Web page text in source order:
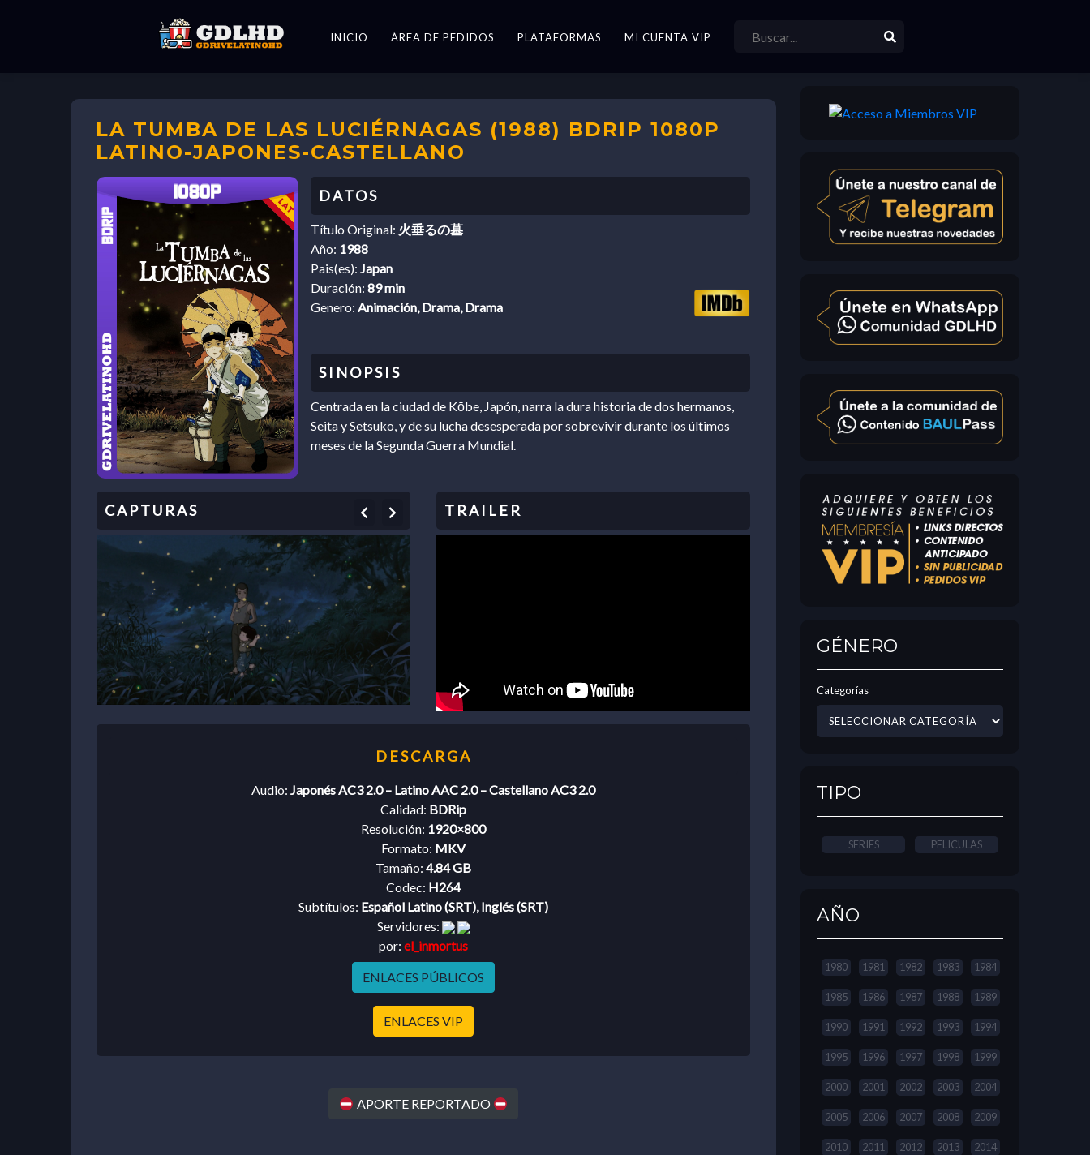
INICIO ÁREA DE PEDIDOS PLATAFORMAS MI CUENTA VIP
LA TUMBA DE LAS LUCIÉRNAGAS (1988) BDRIP 1080P
LATINO-JAPONES-CASTELLANO
Título Original: 火垂るの墓
Año: 1988
Pais(es): Japan
Duración: 89 min
Genero: Animación, Drama, Drama
Centrada en la ciudad de Kōbe, Japón, narra la dura historia de dos hermanos,
Seita y Setsuko, y de su lucha desesperada por sobrevivir durante los últimos
meses de la Segunda Guerra Mundial.
Previous
Audio: Japonés AC3 2.0 – Latino AAC 2.0 – Castellano AC3 2.0
Calidad: BDRip
Resolución: 1920×800
Formato: MKV
Tamaño: 4.84 GB
Codec: H264
Subtítulos: Español Latino (SRT), Inglés (SRT)
Servidores:
por: el_inmortus
ENLACES PÚBLICOS
ENLACES VIP
APORTE REPORTADO
GÉNERO
Categorías
TIPO
SERIES PELICULAS
AÑO
1980 1981 1982 1983 1984
1985 1986 1987 1988 1989
1990 1991 1992 1993 1994
1995 1996 1997 1998 1999
2000 2001 2002 2003 2004
2005 2006 2007 2008 2009
2010 2011 2012 2013 2014